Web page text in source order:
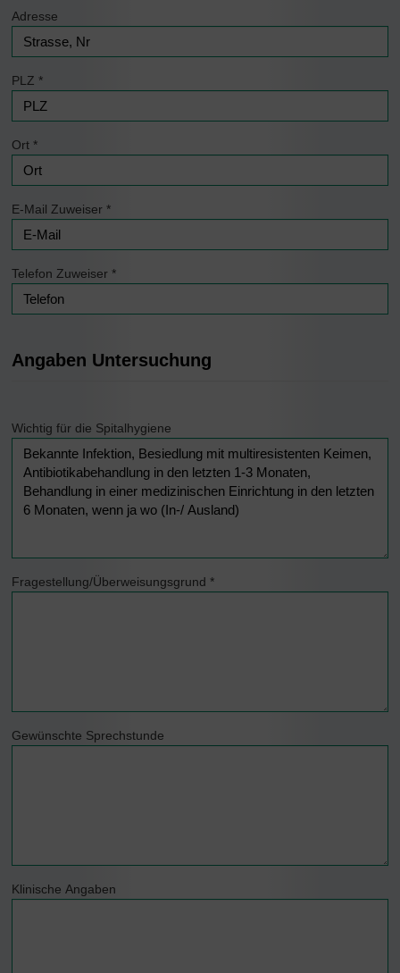
Adresse
PLZ *
Ort *
E-Mail Zuweiser *
Telefon Zuweiser *
Angaben Untersuchung
Wichtig für die Spitalhygiene
Fragestellung/Überweisungsgrund *
Gewünschte Sprechstunde
Klinische Angaben